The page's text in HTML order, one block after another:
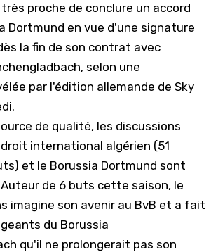
proche de conclure un accord
Dortmund en vue d'une signature
la fin de son contrat avec
selon une
par l'édition allemande de Sky
de qualité, les discussions
international algérien (51
et le Borussia Dortmund sont
de 6 buts cette saison, le
imagine son avenir au BvB et a fait
du Borussia
qu'il ne prolongerait pas son